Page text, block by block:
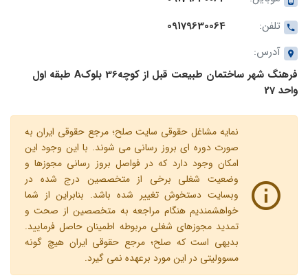
تلفن:
09179630064
آدرس:
فرهنگ شهر ساختمان طبیعت قبل از کوچه36 بلوک‌A طبقه اول
واحد 27
نمایه مشاغل حقوقی سایت صلح؛ مرجع حقوقی ایران به
صورت دوره ای بروز رسانی می شوند. با این وجود این
امکان وجود دارد که در فواصل بروز رسانی مجوزها و
وضعیت شغلی برخی از متخصصین درج شده در
وبسایت دستخوش تغییر شده باشد. بنابراین از شما
خواهشمندیم هنگام مراجعه به متخصصین از صحت و
تمدید مجوزهای شغلی مربوطه اطمینان حاصل فرمایید.
بدیهی است که صلح؛ مرجع حقوقی ایران هیچ گونه
مسوولیتی در این مورد برعهده نمی گیرد.